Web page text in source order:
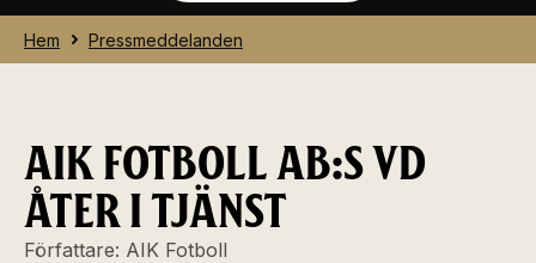
Hem Pressmeddelanden
AIK FOTBOLL AB:S VD
ÅTER I TJÄNST
Författare: AIK Fotboll